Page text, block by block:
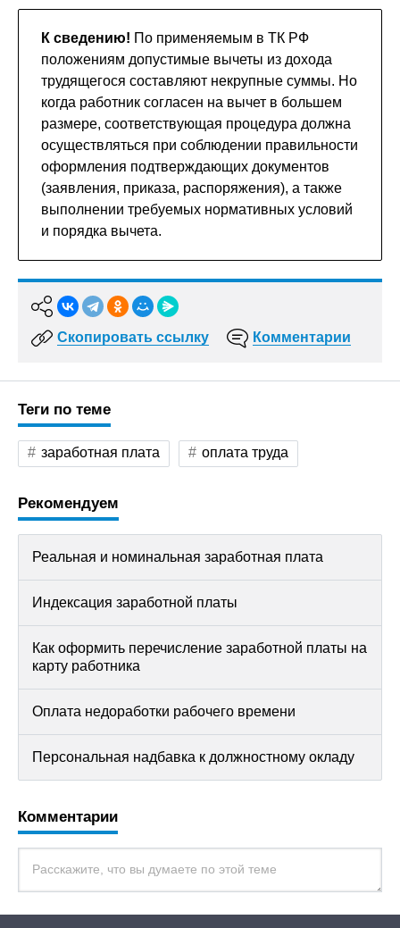
К сведению! По применяемым в ТК РФ
положениям допустимые вычеты из дохода
трудящегося составляют некрупные суммы. Но
когда работник согласен на вычет в большем
размере, соответствующая процедура должна
осуществляться при соблюдении правильности
оформления подтверждающих документов
(заявления, приказа, распоряжения), а также
выполнении требуемых нормативных условий
и порядка вычета.
Скопировать ссылку Комментарии
Теги по теме
заработная плата оплата труда
Рекомендуем
Реальная и номинальная заработная плата
Индексация заработной платы
Как оформить перечисление заработной платы на
карту работника
Оплата недоработки рабочего времени
Персональная надбавка к должностному окладу
Комментарии